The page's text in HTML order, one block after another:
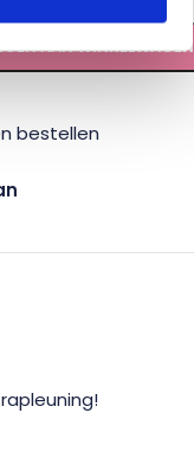
AAN WINKELWAGEN
bestellen